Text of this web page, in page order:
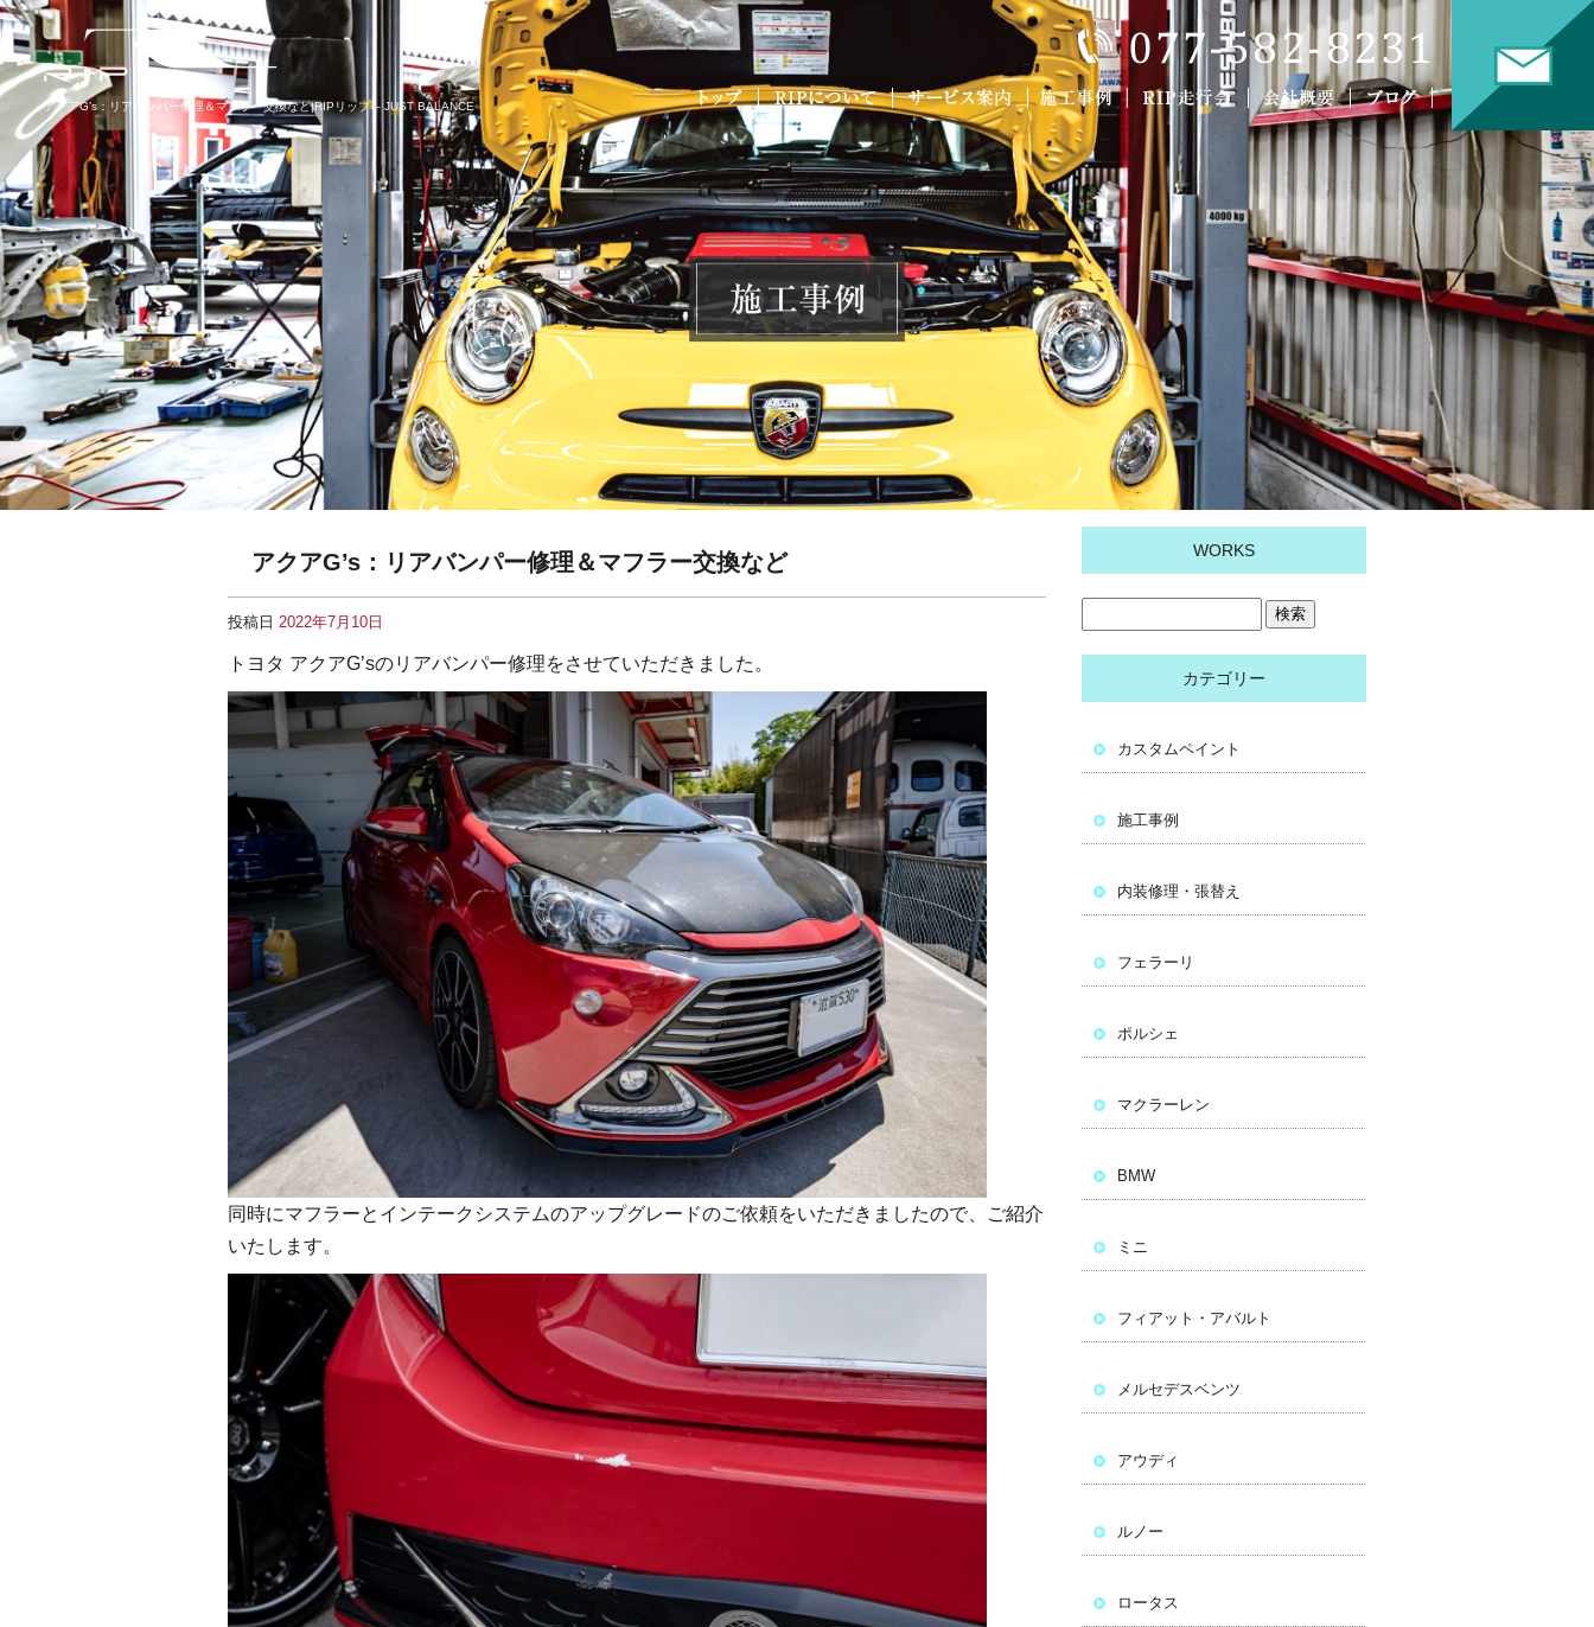
アクアG’s：リアバンパー修理＆マフラー交換など|RIPリップ – JUST BALANCE
アクアG’s：リアバンパー修理＆マフラー交換など
投稿日 2022年7月10日
トヨタ アクアG’sのリアバンパー修理をさせていただきました。
同時にマフラーとインテークシステムのアップグレードのご依頼をいただきましたので、ご紹介
いたします。
WORKS
カテゴリー
カスタムペイント
施工事例
内装修理・張替え
フェラーリ
ポルシェ
マクラーレン
BMW
ミニ
フィアット・アバルト
メルセデスベンツ
アウディ
ルノー
ロータス